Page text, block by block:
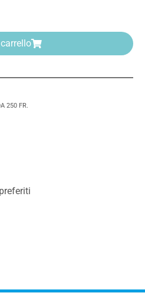
inserisci la quantità
250 FR.